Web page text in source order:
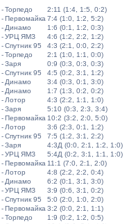
-Торпедо
2:11 (1:4, 1:5, 0:2)
-Первомайка 7:4 (1:0, 1:2, 5:2)
- Динамо
1:6 (0:1, 1:2, 0:3)
-УРЦ ЯМЗ
4:6 (1:2, 2:2, 1:2)
-Спутник 95
4:3 (2:1, 0:0, 2:2)
-Торпедо
2:1 (1:0, 1:1, 0:0)
-Заря
0:9 (0:3, 0:3, 0:3)
-Спутник 95
4:5 (0:2, 3:1, 1:2)
- Динамо
3:4 (0:3, 0:1, 3:0)
- Динамо
1:7 (1:3, 0:2, 0:2)
- Лотор
4:3 (2:2, 1:1, 1:0)
-Заря
5:10 (0:3, 2:3, 3:4)
-Первомайка 10:2 (3:2, 2:0, 5:0)
- Лотор
3:6 (2:3, 0:1, 1:2)
-Спутник 95
7:5 (1:2, 3:1, 2:2)
-Заря
4:3Д (0:0, 2:1, 1:2, 1:0)
-УРЦ ЯМЗ
5:4Д (0:2, 3:1, 1:1, 1:0)
-Первомайка 11:1 (7:0, 2:1, 2:0)
- Лотор
4:8 (2:2, 2:2, 0:4)
- Динамо
6:2 (0:1, 3:1, 3:0)
-УРЦ ЯМЗ
3:9 (0:6, 3:1, 0:2)
-Спутник 95
5:0 (2:0, 1:0, 2:0)
-Первомайка 3:2 (0:0, 2:1, 1:1)
-Торпедо
1:9 (0:2, 1:2, 0:5)